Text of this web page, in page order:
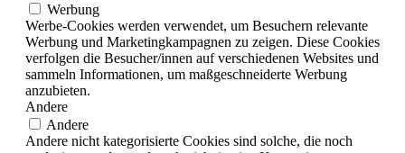
Werbung
Werbe-Cookies werden verwendet, um Besuchern relevante
Werbung und Marketingkampagnen zu zeigen. Diese Cookies
verfolgen die Besucher/innen auf verschiedenen Websites und
sammeln Informationen, um maßgeschneiderte Werbung
anzubieten.
Andere
Andere
Andere nicht kategorisierte Cookies sind solche, die noch